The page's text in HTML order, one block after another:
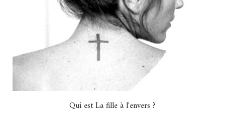
Qui est La fille à l'envers ?